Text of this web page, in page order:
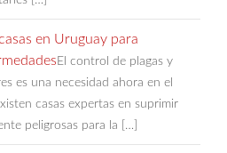
en Uruguay para
El control de plagas y
es una necesidad ahora en el
casas expertas en suprimir
peligrosas para la […]